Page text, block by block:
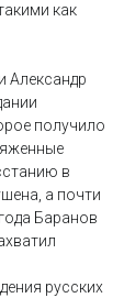
как
Александр
получило
в
а почти
Баранов
русских